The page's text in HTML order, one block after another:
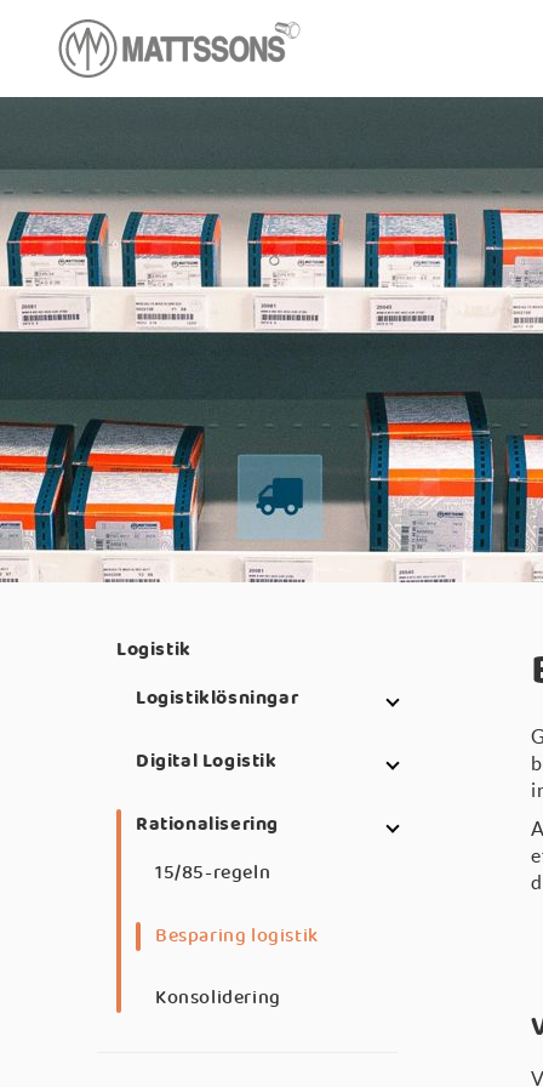
Logistik
Logistiklösningar
Digital Logistik
Rationalisering
15/85-regeln
Besparing logistik
Konsolidering